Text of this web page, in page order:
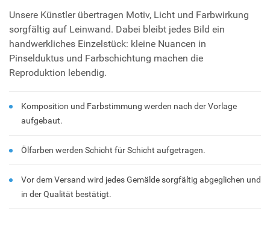
Unsere Künstler übertragen Motiv, Licht und Farbwirkung
sorgfältig auf Leinwand. Dabei bleibt jedes Bild ein
handwerkliches Einzelstück: kleine Nuancen in
Pinselduktus und Farbschichtung machen die
Reproduktion lebendig.
Komposition und Farbstimmung werden nach der Vorlage
aufgebaut.
Ölfarben werden Schicht für Schicht aufgetragen.
Vor dem Versand wird jedes Gemälde sorgfältig abgeglichen und
in der Qualität bestätigt.